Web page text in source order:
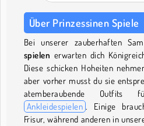
Über Prinzessinen Spiele
Bei unserer zauberhaften
spielen erwarten dich
Diese schicken Hoheiten
aber vorher musst du sie
atemberaubende
Ankleidespielen . Einige
Frisur, während anderen in